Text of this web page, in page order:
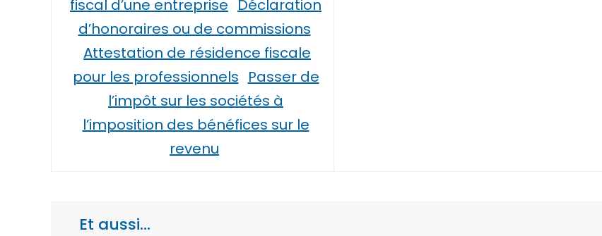
fiscal d’une entreprise Déclaration
d’honoraires ou de commissions
Attestation de résidence fiscale
pour les professionnels Passer de
l’impôt sur les sociétés à
l’imposition des bénéfices sur le
revenu
Et aussi…